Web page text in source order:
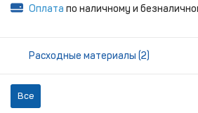
Оплата по наличному и
Расходные материалы (2)
Все